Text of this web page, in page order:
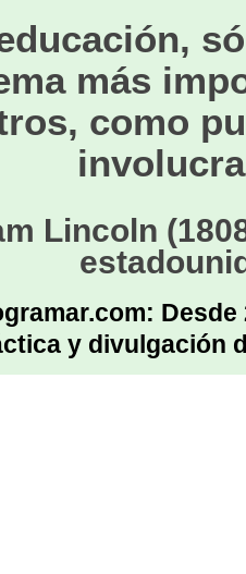
más
como
Lincoln
y divulgación